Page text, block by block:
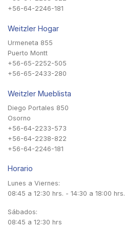
+56-64-2246-181
Weitzler Hogar
Urmeneta 855
Puerto Montt
+56-65-2252-505
+56-65-2433-280
Weitzler Mueblista
Diego Portales 850
Osorno
+56-64-2233-573
+56-64-2238-822
+56-64-2246-181
Horario
Lunes a Viernes:
08:45 a 12:30 hrs. - 14:30 a 18:00 hrs.
Sábados:
08:45 a 12:30 hrs